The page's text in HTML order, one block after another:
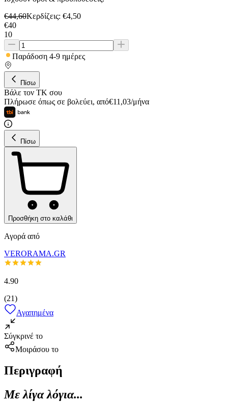
€44,60Κερδίζεις: €4,50
€40
10
Παράδοση 4-9 ημέρες
Πίσω
Βάλε τον ΤΚ σου
Πλήρωσε όπως σε βολεύει, από€11,03/μήνα
Πίσω
Προσθήκη στο καλάθι
Αγορά από
VERORAMA.GR
4.90
(21)
Αγαπημένα
Σύγκρινέ το
Μοιράσου το
Περιγραφή
Με λίγα λόγια...